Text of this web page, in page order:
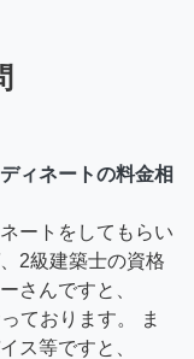
ィネートの料金相
ートをしてもらい
2級建築士の資格
さんですと、
ております。 ま
ス等ですと、